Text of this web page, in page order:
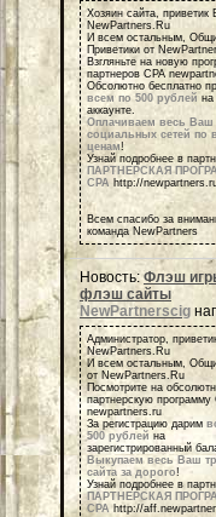
Хозяин сайта, приветик
NewPartners.Ru
И всем остальным,
Приветики от
Взгляньте на новую
партнеров СРА
Обсолютно бесплатно
всем по 500 рублей на
аккаунте.
Оплачиваем весь Ваш
социальных сетей по
ценам!
Узнай подробнее в
ПАРТНЕРСКАЯ
СРА http://
Всем спасибо за
команда NewPartners
Новость:Флэш
флэш сайты
NewPartnerscig
Администратор,
NewPartners.Ru
И всем остальным,
от NewPartners.Ru
Посмотрите на
партнерскую
newpartners.ru
За регистрацию дарим
500 рублей на
зарегистрированный
Выкупаем весь Ваш
сайта за дорого!
Узнай подробнее в
ПАРТНЕРСКАЯ
СРА http://